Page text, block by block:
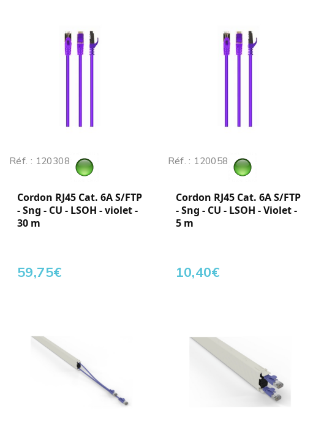
Réf. : 120308
Cordon RJ45 Cat. 6A S/FTP
- Sng - CU - LSOH - violet -
30 m
59,75€
Réf. : 120058
Cordon RJ45 Cat. 6A S/FTP
- Sng - CU - LSOH - Violet -
5 m
10,40€